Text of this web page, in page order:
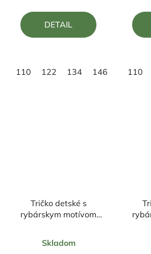
5,0
z
DETAIL
110 122 134 146 158110
Tričko detské s
rybárskym motívom
hodnotenie
Skladom